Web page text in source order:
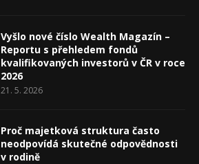
Vyšlo nové číslo Wealth Magazín –
Reportu s přehledem fondů
kvalifikovaných investorů v ČR v roce
2026
21. 5. 2026
Proč majetková struktura často
neodpovídá skutečné odpovědnosti
v rodině